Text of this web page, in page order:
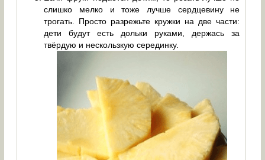
слишко мелко и тоже лучше сердцевину не
трогать. Просто разрежьте кружки на две части:
дети будут есть дольки руками, держась за
твёрдую и нескользкую серединку.